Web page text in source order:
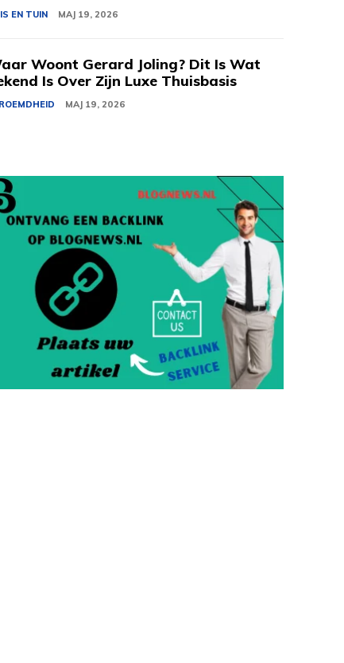
EN TUIN MAJ 19, 2026
Woont Gerard Joling? Dit Is Wat
Is Over Zijn Luxe Thuisbasis
MAJ 19, 2026